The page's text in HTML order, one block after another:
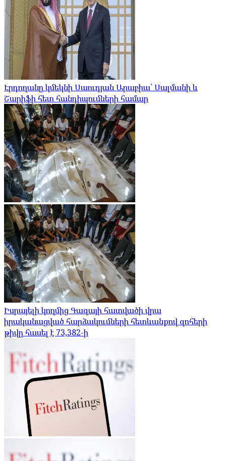
Էրդողանը կմեկնի Սաուդյան Արաբիա՝ Սալմանի և
Շարիֆի հետ հանդիպումների համար
Իսրայելի կողմից Գազայի հատվածի վրա
իրականացված հարձակումների հետևանքով զոհերի
թիվը հասել է 73,382-ի